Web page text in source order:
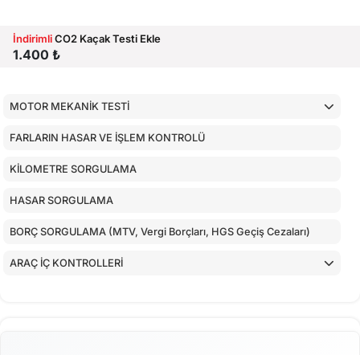
İndirimliCO2 Kaçak Testi Ekle
1.400 ₺
MOTOR MEKANİK TESTİ
FARLARIN HASAR VE İŞLEM KONTROLÜ
KİLOMETRE SORGULAMA
HASAR SORGULAMA
BORÇ SORGULAMA (MTV, Vergi Borçları, HGS Geçiş Cezaları)
ARAÇ İÇ KONTROLLERİ